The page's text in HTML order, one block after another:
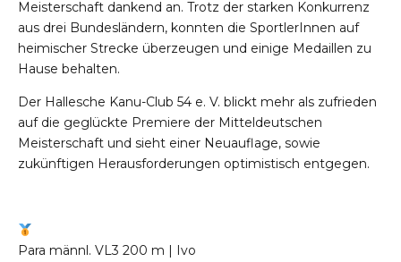
Meisterschaft dankend an. Trotz der starken Konkurrenz
aus drei Bundesländern, konnten die SportlerInnen auf
heimischer Strecke überzeugen und einige Medaillen zu
Hause behalten.
Der Hallesche Kanu-Club 54 e. V. blickt mehr als zufrieden
auf die geglückte Premiere der Mitteldeutschen
Meisterschaft und sieht einer Neuauflage, sowie
zukünftigen Herausforderungen optimistisch entgegen.
Para männl. VL3 200 m | Ivo